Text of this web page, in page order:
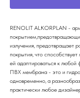
RENOLIT ALKORPLAN -
излучения, предотвращает
покрытия, что
ей адаптироваться к
ПВХ мембрана - это и
одновременно, а
практически любое